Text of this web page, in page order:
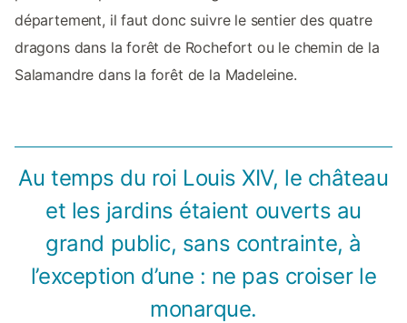
département, il faut donc suivre le sentier des quatre
dragons dans la forêt de Rochefort ou le chemin de la
Salamandre dans la forêt de la Madeleine.
Au temps du roi Louis XIV, le château
et les jardins étaient ouverts au
grand public, sans contrainte, à
l’exception d’une : ne pas croiser le
monarque.